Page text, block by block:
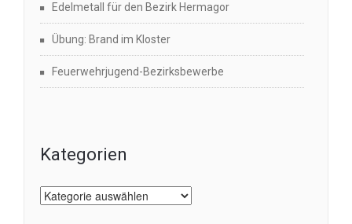
Edelmetall für den Bezirk Hermagor
Übung: Brand im Kloster
Feuerwehrjugend-Bezirksbewerbe
Kategorien
Kategorien